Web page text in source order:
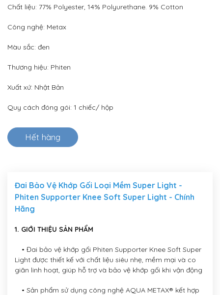
Chất liệu: 77% Polyester, 14% Polyurethane. 9% Cotton
Công nghệ: Metax
Màu sắc: đen
Thương hiệu: Phiten
Xuất xứ: Nhật Bản
Quy cách đóng gói: 1 chiếc/ hộp
Hết hàng
Đai Bảo Vệ Khớp Gối Loại Mềm Super Light -
Phiten Supporter Knee Soft Super Light - Chính
Hãng
1. GIỚI THIỆU SẢN PHẨM
• Đai bảo vệ khớp gối Phiten Supporter Knee Soft Super
Light được thiết kế với chất liệu siêu nhẹ, mềm mại và co
giãn linh hoạt, giúp hỗ trợ và bảo vệ khớp gối khi vận động
• Sản phẩm sử dụng công nghệ AQUA METAX® kết hợp